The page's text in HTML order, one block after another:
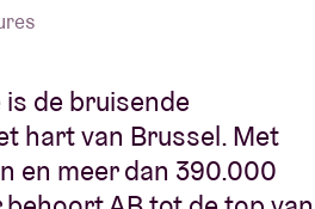
de bruisende
hart van Brussel. Met
en meer dan 390.000